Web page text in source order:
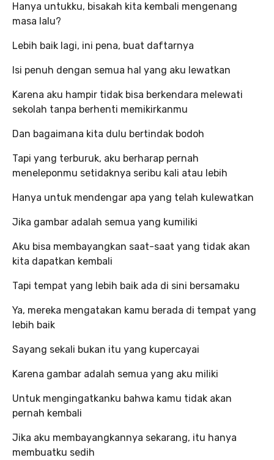
Hanya untukku, bisakah kita kembali mengenang
masa lalu?
Lebih baik lagi, ini pena, buat daftarnya
Isi penuh dengan semua hal yang aku lewatkan
Karena aku hampir tidak bisa berkendara melewati
sekolah tanpa berhenti memikirkanmu
Dan bagaimana kita dulu bertindak bodoh
Tapi yang terburuk, aku berharap pernah
meneleponmu setidaknya seribu kali atau lebih
Hanya untuk mendengar apa yang telah kulewatkan
Jika gambar adalah semua yang kumiliki
Aku bisa membayangkan saat-saat yang tidak akan
kita dapatkan kembali
Tapi tempat yang lebih baik ada di sini bersamaku
Ya, mereka mengatakan kamu berada di tempat yang
lebih baik
Sayang sekali bukan itu yang kupercayai
Karena gambar adalah semua yang aku miliki
Untuk mengingatkanku bahwa kamu tidak akan
pernah kembali
Jika aku membayangkannya sekarang, itu hanya
membuatku sedih